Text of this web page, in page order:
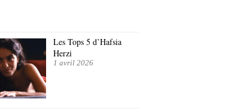
Les Tops 5 d’Hafsia
Herzi
1 avril 2026